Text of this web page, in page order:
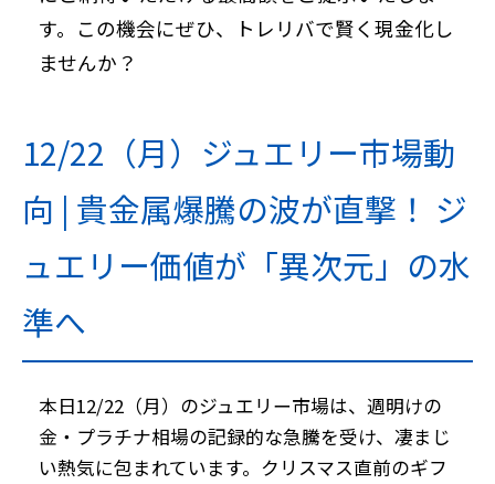
す。この機会にぜひ、トレリバで賢く現金化し
ませんか？
12/22（月）ジュエリー市場動
向 | 貴金属爆騰の波が直撃！ ジ
ュエリー価値が「異次元」の水
準へ
本日12/22（月）のジュエリー市場は、週明けの
金・プラチナ相場の記録的な急騰を受け、凄まじ
い熱気に包まれています。クリスマス直前のギフ